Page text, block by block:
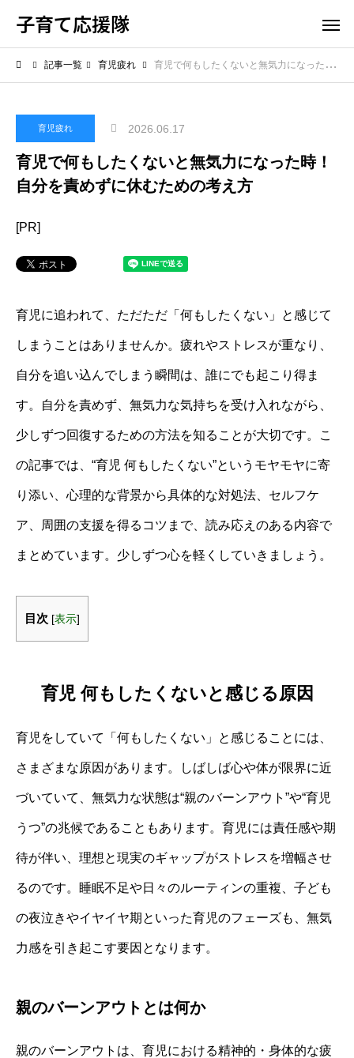
子育て応援隊
記事一覧 育児疲れ 育児で何もしたくないと無気力になった時！自分を責めずに休むための考え方
育児疲れ 2026.06.17
育児で何もしたくないと無気力になった時！
自分を責めずに休むための考え方
[PR]
育児に追われて、ただただ「何もしたくない」と感じて
しまうことはありませんか。疲れやストレスが重なり、
自分を追い込んでしまう瞬間は、誰にでも起こり得ま
す。自分を責めず、無気力な気持ちを受け入れながら、
少しずつ回復するための方法を知ることが大切です。こ
の記事では、“育児 何もしたくない”というモヤモヤに寄
り添い、心理的な背景から具体的な対処法、セルフケ
ア、周囲の支援を得るコツまで、読み応えのある内容で
まとめています。少しずつ心を軽くしていきましょう。
目次 [表示]
育児 何もしたくないと感じる原因
育児をしていて「何もしたくない」と感じることには、
さまざまな原因があります。しばしば心や体が限界に近
づいていて、無気力な状態は“親のバーンアウト”や“育児
うつ”の兆候であることもあります。育児には責任感や期
待が伴い、理想と現実のギャップがストレスを増幅させ
るのです。睡眠不足や日々のルーティンの重複、子ども
の夜泣きやイヤイヤ期といった育児のフェーズも、無気
力感を引き起こす要因となります。
親のバーンアウトとは何か
親のバーンアウトは、育児における精神的・身体的な疲